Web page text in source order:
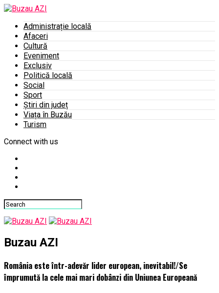
Administrație locală
Afaceri
Cultură
Eveniment
Exclusiv
Politică locală
Social
Sport
Știri din județ
Viața în Buzău
Turism
Connect with us
Buzau AZI
România este într-adevăr lider european, inevitabil!/Se
împrumută la cele mai mari dobânzi din Uniunea Europeană